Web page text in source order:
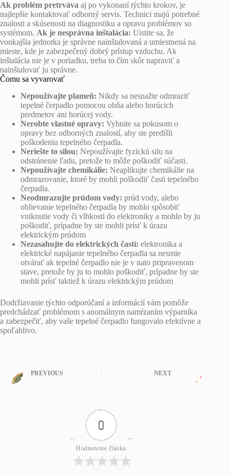
Ak problém pretrváva aj po vykonaní týchto krokov, je
najlepšie kontaktovať odborný servis. Technici majú potrebné
znalosti a skúsenosti na diagnostiku a opravu problémov so
systémom. Ak je nesprávna inštalácia: Uistite sa, že
vonkajšia jednotka je správne nainštalovaná a umiestnená na
mieste, kde je zabezpečený dobrý prístup vzduchu. Ak
inštalácia nie je v poriadku, treba to čím skôr napraviť a
nainštalovať ju správne.
Čomu sa vyvarovať
Nepoužívajte plameň: Nikdy sa nesnažte odmraziť
tepelné čerpadlo pomocou ohňa alebo horúcich
predmetov ani horúcej vody.
Nerobte vlastné opravy: Vyhnite sa pokusom o
opravy bez odborných znalostí, aby ste predišli
poškodeniu tepelného čerpadla.
Neriešte to silou: Nepoužívajte fyzickú silu na
odstránenie ľadu, pretože to môže poškodiť súčasti.
Nepoužívajte chemikálie: Neaplikujte chemikálie na
odmrazovanie, ktoré by mohli poškodiť časti tepelného
čerpadla.
Neodmrazujte prúdom vody: prúd vody, alebo
oblievanie tepelného čerpadla by mohlo spôsobiť
vniknutie vody či vlhkosti do elektroniky a mohlo by ju
poškodiť, prípadne by ste mohli prísť k úrazu
elektrickým prúdom
Nezasahujte do elektrických častí: elektronika a
elektrické napájanie tepelného čerpadla sa nesmie
otvárať ak tepelné čerpadlo nie je v nato pripravenom
stave, pretože by ju to mohlo poškodiť, prípadne by ste
mohli prísť taktiež k úrazu elektrickým prúdom
Dodržiavanie týchto odporúčaní a informácií vám pomôže
predchádzať problémom s anomálnym namŕzaním výparníka
a zabezpečiť, aby vaše tepelné čerpadlo fungovalo efektívne a
spoľahlivo.
PREVIOUS NEXT
0
Hodnotenie článku